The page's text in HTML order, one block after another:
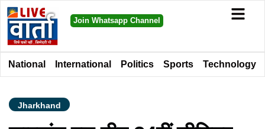
Join Whatsapp Channel
National International Politics Sports Technology
Jharkhand